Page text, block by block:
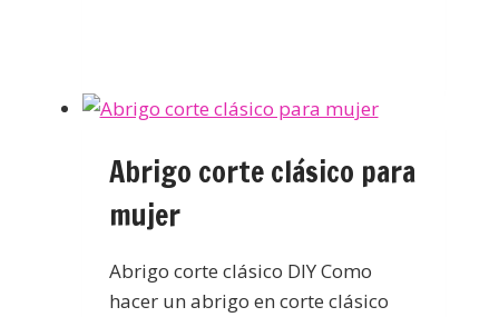
Abrigo corte clásico para
mujer
Abrigo corte clásico DIY Como
hacer un abrigo en corte clásico